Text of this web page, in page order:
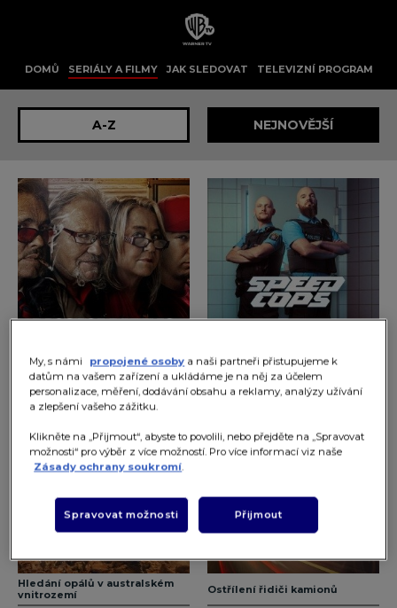
DOMŮ SERIÁLY A FILMY JAK SLEDOVAT TELEVIZNÍ PROGRAM
A-Z NEJNOVĚJŠÍ
Bitvy o zavazadla Rychlostní policisté
Hledání opálů v australském
vnitrozemí
Ostřílení řidiči kamionů
My, s námi propojené osoby a naši partneři přistupujeme k
datům na vašem zařízení a ukládáme je na něj za účelem
personalizace, měření, dodávání obsahu a reklamy, analýzy užívání
a zlepšení vašeho zážitku.
Klikněte na „Přijmout“, abyste to povolili, nebo přejděte na „Spravovat
možnosti“ pro výběr z více možností. Pro více informací viz naše
Zásady ochrany soukromí.
Přijmout
Spravovat možnosti